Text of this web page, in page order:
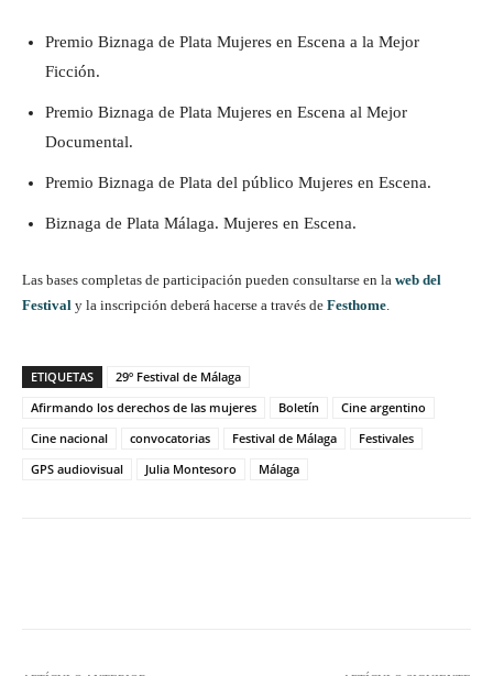
Premio Biznaga de Plata Mujeres en Escena a la Mejor
Ficción.
Premio Biznaga de Plata Mujeres en Escena al Mejor
Documental.
Premio Biznaga de Plata del público Mujeres en Escena.
Biznaga de Plata Málaga. Mujeres en Escena.
Las bases completas de participación pueden consultarse en la web del
Festival y la inscripción deberá hacerse a través de Festhome
ETIQUETAS
29º Festival de Málaga
Afirmando los derechos de las mujeres
Boletín
Cine argentino
Cine nacional
convocatorias Festival de Málaga
Festivales
GPS audiovisual
Julia Montesoro Málaga